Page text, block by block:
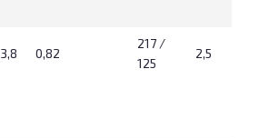
0,82
217 /
125
2,5